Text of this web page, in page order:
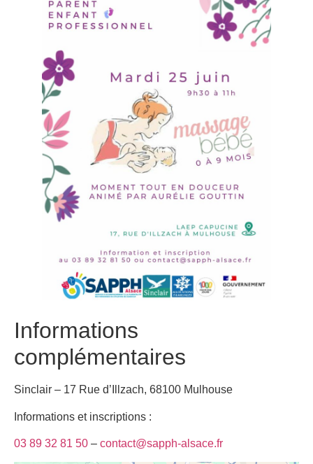
Informations
complémentaires
Sinclair – 17 Rue d’Illzach, 68100 Mulhouse
Informations et inscriptions :
03 89 32 81 50 – contact@sapph-alsace.fr